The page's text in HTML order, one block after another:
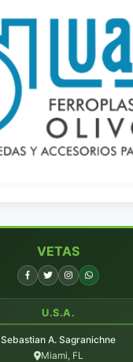
VETAS
U.S.A.
Sebastian A. Sagranichne
Miami, FL